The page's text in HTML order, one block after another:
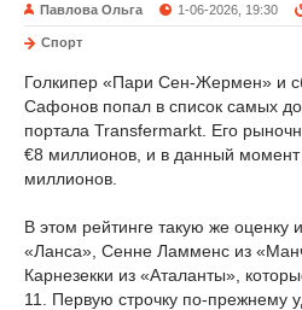
Павлова Ольга 1-06-2026, 19:30
Спорт
Голкипер «Пари Сен-Жермен» и
Сафонов попал в список самых
портала Transfermarkt. Его
€8 миллионов, и в данный момент
миллионов.
В этом рейтинге такую же оценку
«Ланса», Сенне Ламменс из
Карнезекки из «Аталанты»,
11. Первую строчку по-прежнему